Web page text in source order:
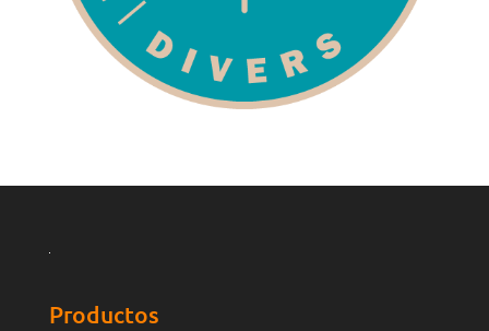
Productos